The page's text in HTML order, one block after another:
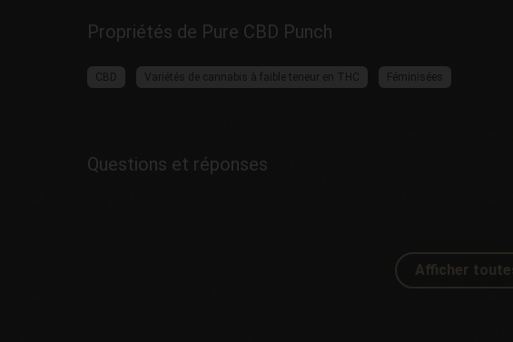
Propriétés de Pure CBD Punch
CBD Variétés de cannabis à faible teneur en THC Féminisées
Questions et réponses
Afficher